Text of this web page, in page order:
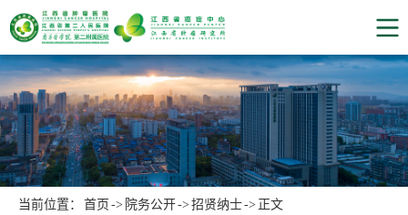
当前位置： 首页 -> 院务公开-> 招贤纳士-> 正文